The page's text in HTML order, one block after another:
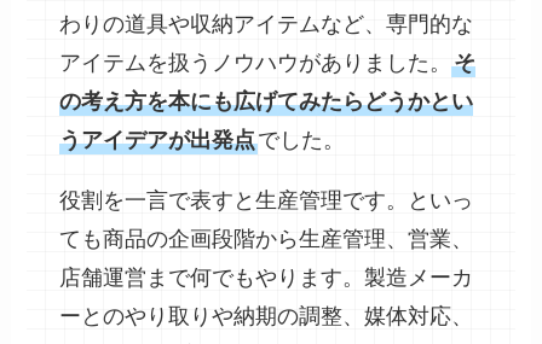
わりの道具や収納アイテムなど、専門的な
アイテムを扱うノウハウがありました。そ
の考え方を本にも広げてみたらどうかとい
うアイデアが出発点でした。
役割を一言で表すと生産管理です。といっ
ても商品の企画段階から生産管理、営業、
店舗運営まで何でもやります。製造メーカ
ーとのやり取りや納期の調整、媒体対応、